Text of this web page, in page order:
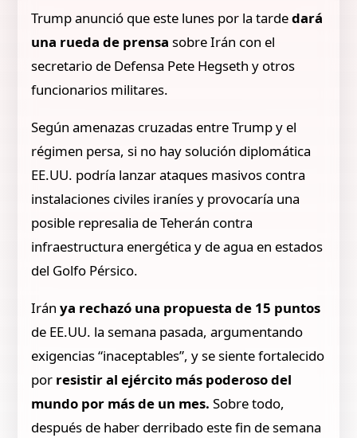
Trump anunció que este lunes por la tardedará
una rueda de prensa sobre Irán con el
secretario de Defensa Pete Hegseth y otros
funcionarios militares.
Según amenazas cruzadas entre Trump y el
régimen persa, si no hay solución diplomática
EE.UU. podría lanzar ataques masivos contra
instalaciones civiles iraníes y provocaría una
posible represalia de Teherán contra
infraestructura energética y de agua en estados
del Golfo Pérsico.
Iránya rechazó una propuesta de 15 puntos
de EE.UU. la semana pasada, argumentando
exigencias “inaceptables”, y se siente fortalecido
por resistir al ejército más poderoso del
mundo por más de un mes. Sobre todo,
después de haber derribado este fin de semana